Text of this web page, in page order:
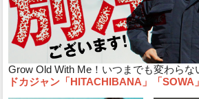
Grow Old With Me！いつまでも変わらな
ドカジャン「HITACHIBANA」「SOWA